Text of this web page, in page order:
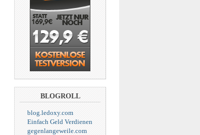
BLOGROLL
blog.ledoxy.com
Einfach Geld Verdienen
gegenlangeweile.com